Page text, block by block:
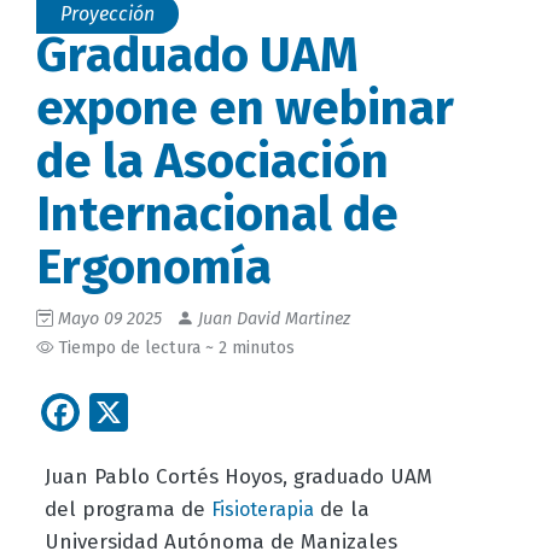
Proyección
Graduado UAM
expone en webinar
de la Asociación
Internacional de
Ergonomía
Mayo 09 2025
Juan David Martinez
Tiempo de lectura ~ 2 minutos
Facebook
Juan Pablo Cortés Hoyos, graduado UAM
del programa de Fisioterapiade la
Universidad Autónoma de Manizales